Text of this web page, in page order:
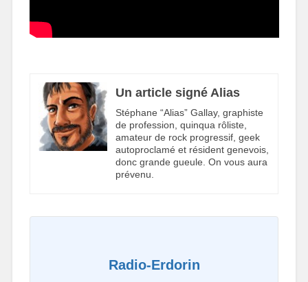
Un article signé Alias
Stéphane “Alias” Gallay, graphiste
de profession, quinqua rôliste,
amateur de rock progressif, geek
autoproclamé et résident genevois,
donc grande gueule. On vous aura
prévenu.
Radio-Erdorin